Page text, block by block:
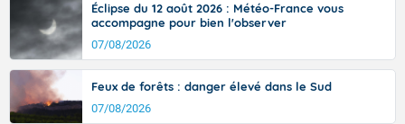
Éclipse du 12 août 2026 : Météo-France vous
accompagne pour bien l'observer
07/08/2026
Feux de forêts : danger élevé dans le Sud
07/08/2026